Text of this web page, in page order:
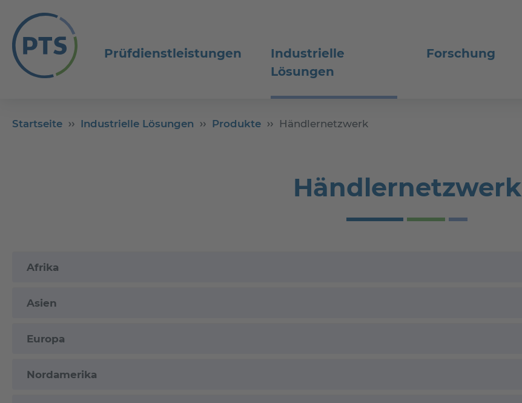
Prüfdienstleistungen
Industrielle
Lösungen
Forschung
Startseite Industrielle Lösungen Produkte Händlernetzwerk
Händlernetzwerk
Afrika
Asien
Europa
Nordamerika